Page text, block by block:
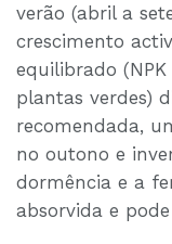
verão (abril a
crescimento
equilibrado
plantas verdes)
recomendada,
no outono e
dormência e a
absorvida e